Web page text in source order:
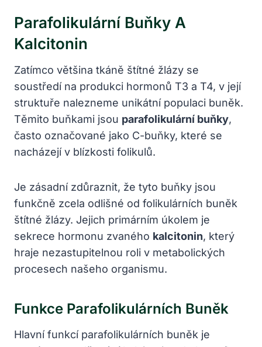
Parafolikulární Buňky A
Kalcitonin
Zatímco většina tkáně štítné žlázy se
soustředí na produkci hormonů T3 a T4, v její
struktuře nalezneme unikátní populaci buněk.
Těmito buňkami jsou parafolikulární buňky,
často označované jako C-buňky, které se
nacházejí v blízkosti folikulů.
Je zásadní zdůraznit, že tyto buňky jsou
funkčně zcela odlišné od folikulárních buněk
štítné žlázy. Jejich primárním úkolem je
sekrece hormonu zvaného kalcitonin, který
hraje nezastupitelnou roli v metabolických
procesech našeho organismu.
Funkce Parafolikulárních Buněk
Hlavní funkcí parafolikulárních buněk je